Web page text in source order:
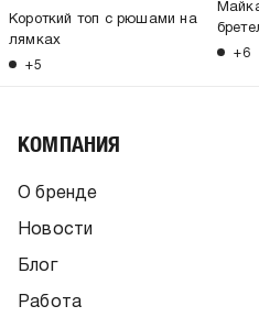
Короткий топ с рюшами на
лямках
+5
+6
КОМПАНИЯ
О бренде
Новости
Блог
Работа